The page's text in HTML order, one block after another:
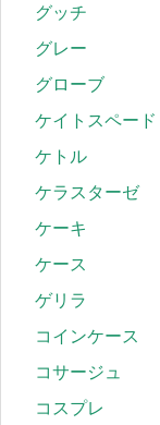
グッチ
グレー
グローブ
ケイトスペード
ケトル
ケラスターゼ
ケーキ
ケース
ゲリラ
コインケース
コサージュ
コスプレ